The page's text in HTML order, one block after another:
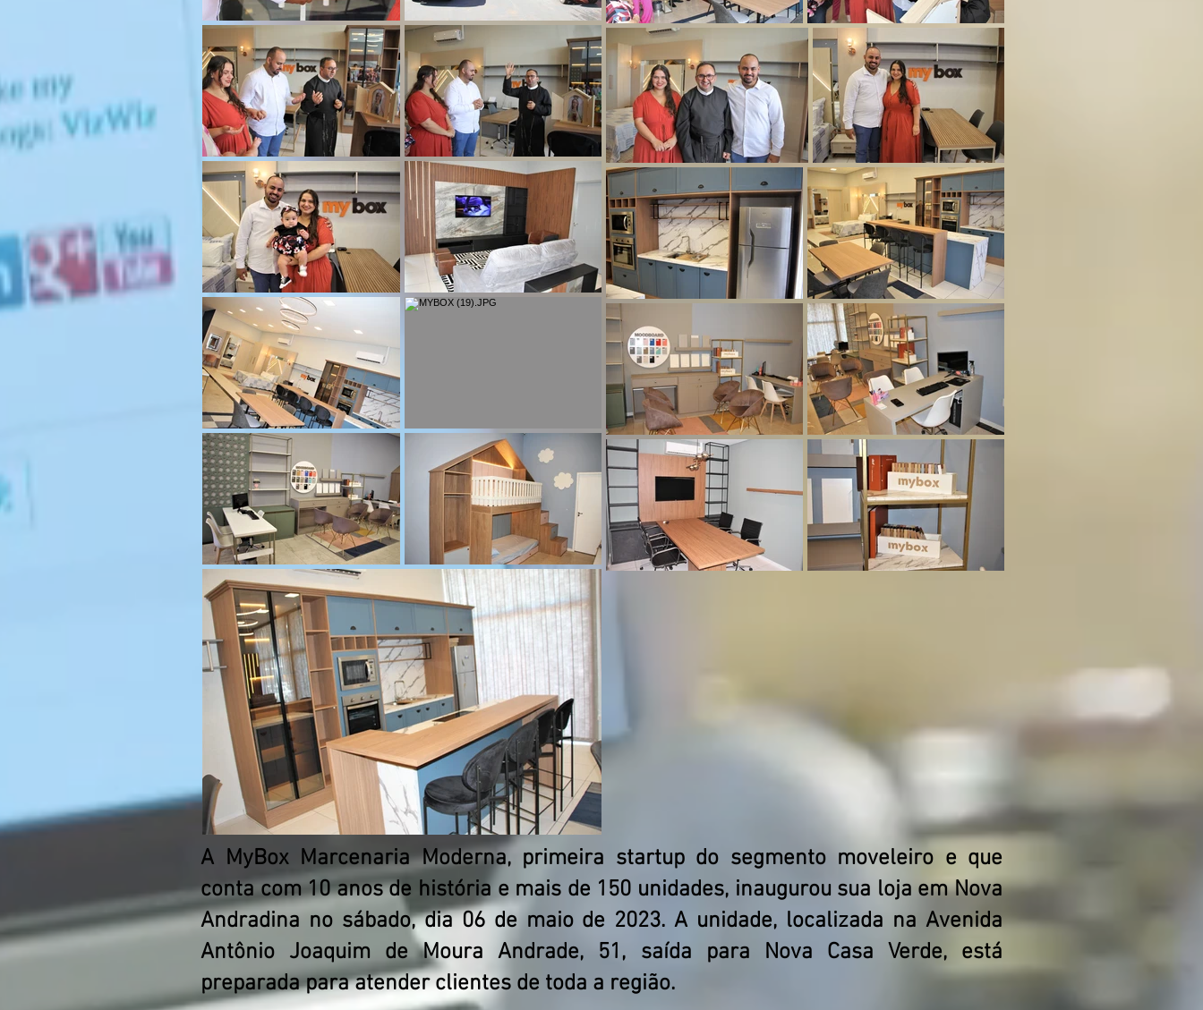
A MyBox Marcenaria Moderna, primeira startup do segmento moveleiro e que
conta com 10 anos de história e mais de 150 unidades, inaugurou sua loja em Nova
Andradina no sábado, dia 06 de maio de 2023. A unidade, localizada na Avenida
Antônio Joaquim de Moura Andrade, 51, saída para Nova Casa Verde, está
preparada para atender clientes de toda a região.